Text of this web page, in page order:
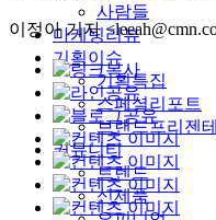
사람들
마케팅리뷰
기획이슈
기획특집
스페셜리포트
브랜드프리젠
커뮤니티
트렌드
신제품
이정아 기자